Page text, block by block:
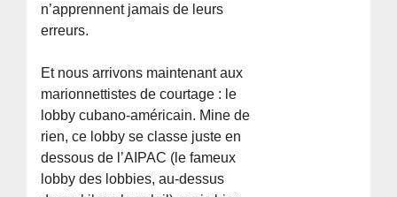
n’apprennent jamais de leurs
erreurs.
Et nous arrivons maintenant aux
marionnettistes de courtage : le
lobby cubano-américain. Mine de
rien, ce lobby se classe juste en
dessous de l’AIPAC (le fameux
lobby des lobbies, au-dessus